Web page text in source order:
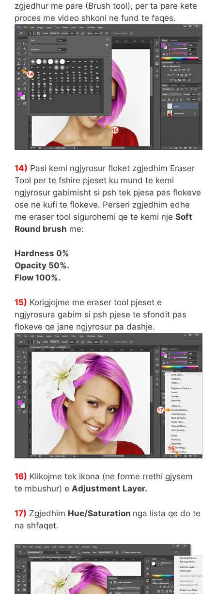
zgjedhur me pare (Brush tool), per ta pare kete
proces me video shkoni ne fund te faqes.
14) Pasi kemi ngjyrosur floket zgjedhim Eraser
Tool per te fshire pjeset ku mund te kemi
ngjyrosur gabimisht si psh tek pjesa pas flokeve
ose ne kufi te flokeve. Perseri zgjedhim edhe
me eraser tool sigurohemi qe te kemi nje Soft
Round brush me:
Hardness 0%
Opacity 50%.
Flow 100%.
15) Korigjojme me eraser tool pjeset e
ngjyrosura gabim si psh pjese te sfondit pas
flokeve qe jane ngjyrosur pa dashje.
16) Klikojme tek ikona (ne forme rrethi gjysem
te mbushur) e Adjustment Layer.
17) Zgjedhim Hue/Saturation nga lista qe do te
na shfaqet.